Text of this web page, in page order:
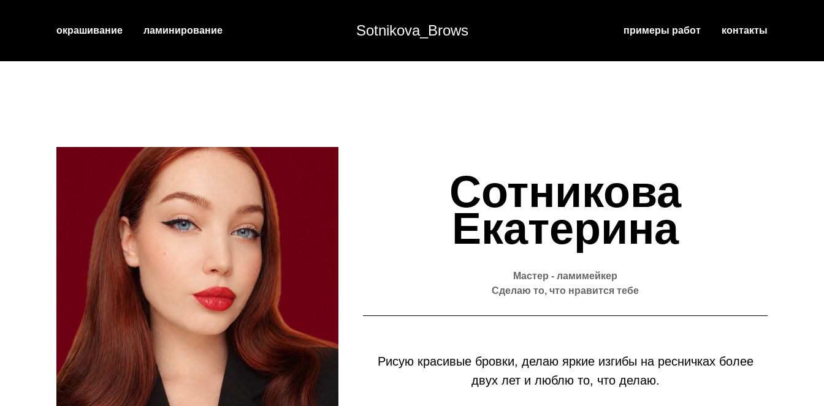
Sotnikova_Brows
окрашивание ламинирование примеры работ контакты
Сотникова
Екатерина
Мастер - ламимейкер
Сделаю то, что нравится тебе
Рисую красивые бровки, делаю яркие изгибы на ресничках более
двух лет и люблю то, что делаю.